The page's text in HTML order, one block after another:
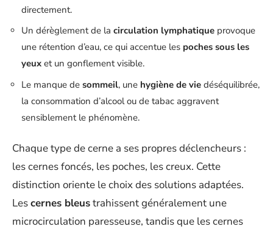
directement.
Un dérèglement de la circulation lymphatique provoque
une rétention d’eau, ce qui accentue les poches sous les
yeux et un gonflement visible.
Le manque de sommeil, une hygiène de vie déséquilibrée,
la consommation d’alcool ou de tabac aggravent
sensiblement le phénomène.
Chaque type de cerne a ses propres déclencheurs :
les cernes foncés, les poches, les creux. Cette
distinction oriente le choix des solutions adaptées.
Lescernes bleustrahissent généralement une
microcirculation paresseuse, tandis que les cernes